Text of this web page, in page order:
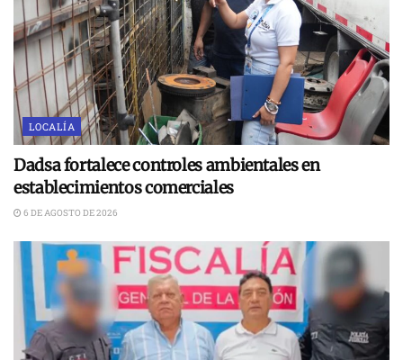
LOCALÍA
Dadsa fortalece controles ambientales en
establecimientos comerciales
6 DE AGOSTO DE 2026